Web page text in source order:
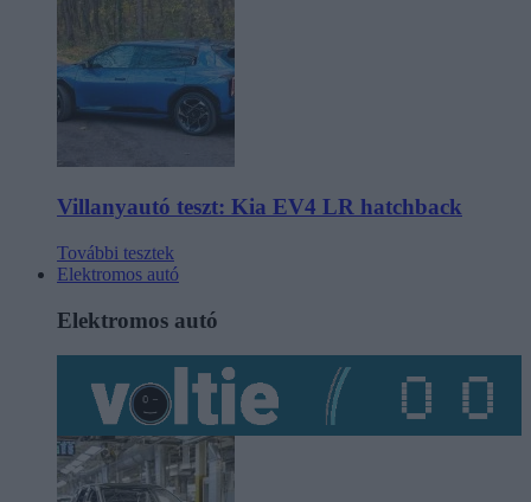
Villanyautó teszt: Kia EV4 LR hatchback
További tesztek
Elektromos autó
Elektromos autó